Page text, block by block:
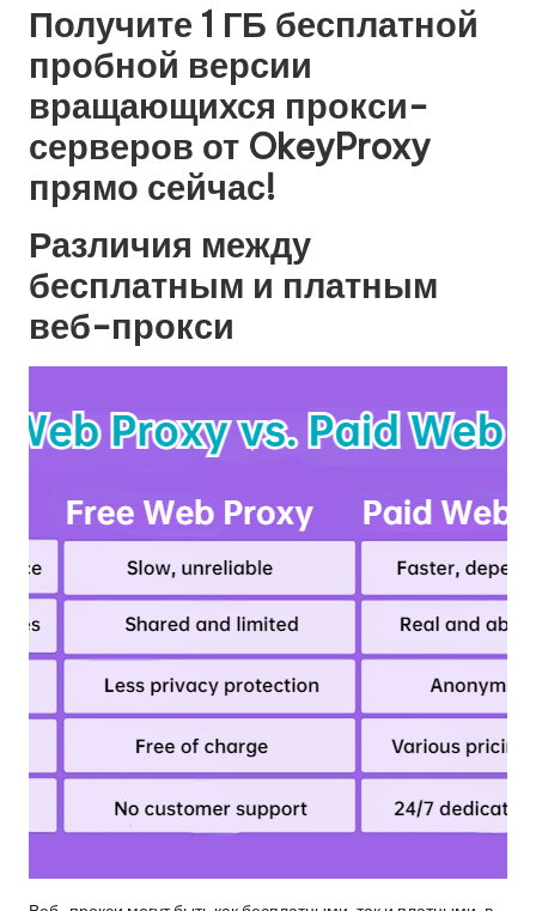
Получите 1 ГБ бесплатной
пробной версии
вращающихся прокси-
серверов от OkeyProxy
прямо сейчас!
Различия между
бесплатным и платным
веб-прокси